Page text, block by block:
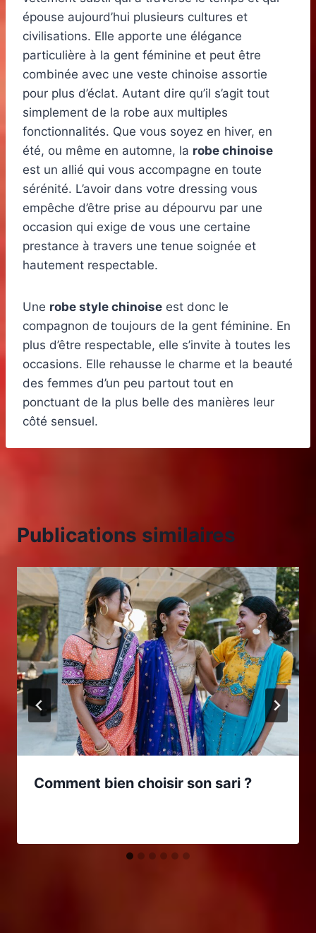
épouse aujourd’hui plusieurs cultures et
civilisations. Elle apporte une élégance
particulière à la gent féminine et peut être
combinée avec une veste chinoise assortie
pour plus d’éclat. Autant dire qu’il s’agit tout
simplement de la robe aux multiples
fonctionnalités. Que vous soyez en hiver, en
été, ou même en automne, la robe chinoise
est un allié qui vous accompagne en toute
sérénité. L’avoir dans votre dressing vous
empêche d’être prise au dépourvu par une
occasion qui exige de vous une certaine
prestance à travers une tenue soignée et
hautement respectable.
Une robe style chinoise est donc le
compagnon de toujours de la gent féminine. En
plus d’être respectable, elle s’invite à toutes les
occasions. Elle rehausse le charme et la beauté
des femmes d’un peu partout tout en
ponctuant de la plus belle des manières leur
côté sensuel.
Publications similaires
Comment bien choisir son sari ?